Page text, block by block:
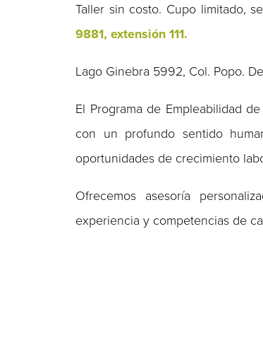
Taller sin costo. Cupo limitado,
9881, extensión 111.
Lago Ginebra 5992, Col. Popo.
El Programa de Empleabilidad
con un profundo sentido
oportunidades de crecimiento
Ofrecemos asesoría
experiencia y competencias de